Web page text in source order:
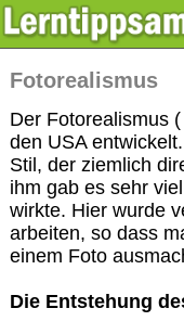
Fotorealismus
Der Fotorealismus
den USA
Stil, der ziemlich
ihm gab es sehr
wirkte. Hier wurde
arbeiten, so dass
einem Foto
Die Entstehung